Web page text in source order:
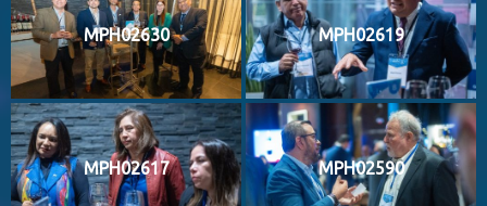
MPH02630 MPH02619
MPH02617 MPH02590